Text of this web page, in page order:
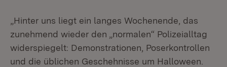
„Hinter uns liegt ein langes Wochenende, das
zunehmend wieder den „normalen“ Polizeialltag
widerspiegelt: Demonstrationen, Poserkontrollen
und die üblichen Geschehnisse um Halloween.